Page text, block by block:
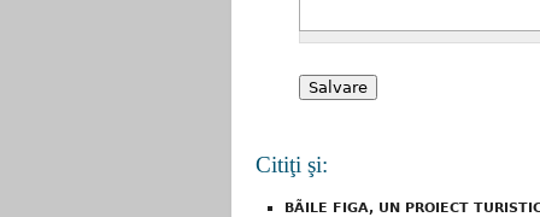
Citiţi şi:
BÃILE FIGA, UN PROIECT